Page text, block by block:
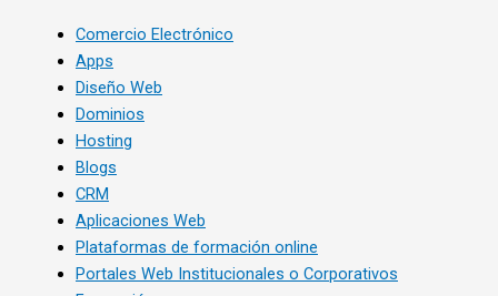
Comercio Electrónico
Apps
Diseño Web
Dominios
Hosting
Blogs
CRM
Aplicaciones Web
Plataformas de formación online
Portales Web Institucionales o Corporativos